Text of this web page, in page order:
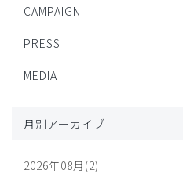
CAMPAIGN
PRESS
MEDIA
月別アーカイブ
2026年08月(2)